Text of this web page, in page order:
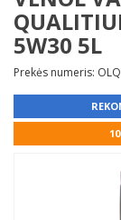
Alyva,
Antifrizas
5W30 5L
Prekės numeris: